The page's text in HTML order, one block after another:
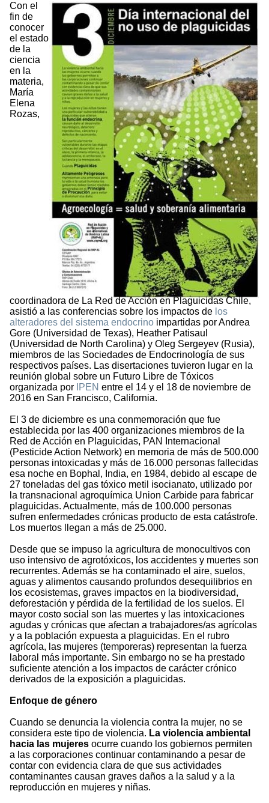
Con el
fin de
conocer
el estado
de la
ciencia
en la
materia,
María
Elena
Rozas,
coordinadora de La Red de Acción en Plaguicidas Chile,
asistió a las conferencias sobre los impactos de los
alteradores del sistema endocrino impartidas por Andrea
Gore (Universidad de Texas), Heather Patisaul
(Universidad de North Carolina) y Oleg Sergeyev (Rusia),
miembros de las Sociedades de Endocrinología de sus
respectivos países. Las disertaciones tuvieron lugar en la
reunión global sobre un Futuro Libre de Tóxicos
organizada por IPEN entre el 14 y el 18 de noviembre de
2016 en San Francisco, California.
El 3 de diciembre es una conmemoración que fue
establecida por las 400 organizaciones miembros de la
Red de Acción en Plaguicidas, PAN Internacional
(Pesticide Action Network) en memoria de más de 500.000
personas intoxicadas y más de 16.000 personas fallecidas
esa noche en Bophal, India, en 1984, debido al escape de
27 toneladas del gas tóxico metil isocianato, utilizado por
la transnacional agroquímica Union Carbide para fabricar
plaguicidas. Actualmente, más de 100.000 personas
sufren enfermedades crónicas producto de esta catástrofe.
Los muertos llegan a más de 25.000.
Desde que se impuso la agricultura de monocultivos con
uso intensivo de agrotóxicos, los accidentes y muertes son
recurrentes. Además se ha contaminado el aire, suelos,
aguas y alimentos causando profundos desequilibrios en
los ecosistemas, graves impactos en la biodiversidad,
deforestación y pérdida de la fertilidad de los suelos. El
mayor costo social son las muertes y las intoxicaciones
agudas y crónicas que afectan a trabajadores/as agrícolas
y a la población expuesta a plaguicidas. En el rubro
agrícola, las mujeres (temporeras) representan la fuerza
laboral más importante. Sin embargo no se ha prestado
suficiente atención a los impactos de carácter crónico
derivados de la exposición a plaguicidas.
Enfoque de género
Cuando se denuncia la violencia contra la mujer, no se
considera este tipo de violencia. La violencia ambiental
hacia las mujeres ocurre cuando los gobiernos permiten
a las corporaciones continuar contaminando a pesar de
contar con evidencia clara de que sus actividades
contaminantes causan graves daños a la salud y a la
reproducción en mujeres y niñas.